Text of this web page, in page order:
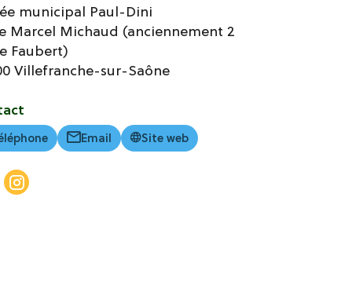
municipal Paul-Dini
Marcel Michaud (anciennement 2
Faubert)
Villefranche-sur-Saône
Email Site web